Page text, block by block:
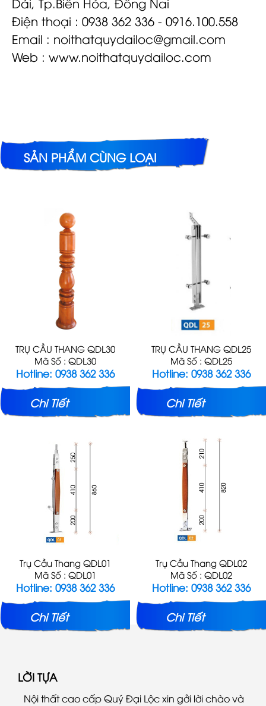
Điện thoại : 0938 362 336 - 0916.100.558
Email : noithatquydailoc@gmail.com
Web : www.noithatquydailoc.com
SẢN PHẨM CÙNG LOẠI
TRỤ CẦU THANG QDL30
Mã Số : QDL30
Hotline: 0938 362 336
Chi Tiết
TRỤ CẦU THANG QDL25
Mã Số : QDL25
Hotline: 0938 362 336
Chi Tiết
Trụ Cầu Thang QDL01
Mã Số : QDL01
Hotline: 0938 362 336
Chi Tiết
Trụ Cầu Thang QDL02
Mã Số : QDL02
Hotline: 0938 362 336
Chi Tiết
LỜI TỰA
Nội thất cao cấp Quý Đại Lộc xin gởi lời chào và